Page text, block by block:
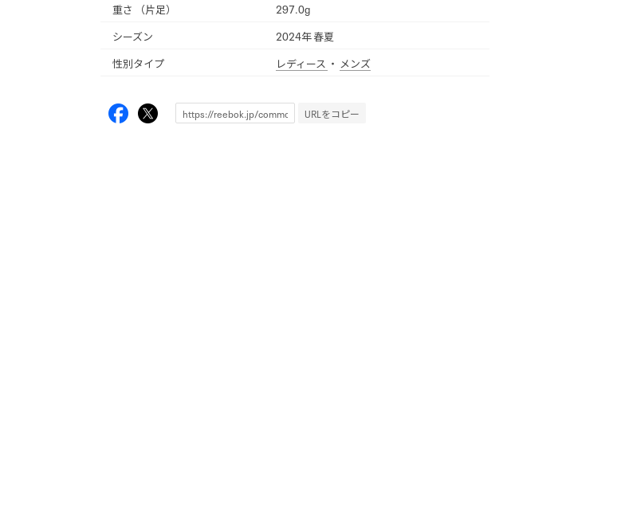
重さ
（片足）
297.0g
シーズン
2024年 春夏
性別タイプ
レディース ・ メンズ
URLをコピー